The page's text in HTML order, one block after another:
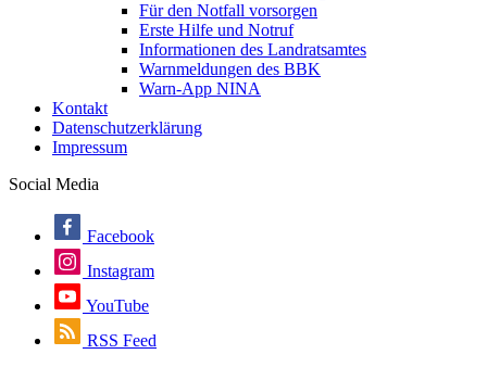
Für den Notfall vorsorgen
Erste Hilfe und Notruf
Informationen des Landratsamtes
Warnmeldungen des BBK
Warn-App NINA
Kontakt
Datenschutzerklärung
Impressum
Social Media
Facebook
Instagram
YouTube
RSS Feed